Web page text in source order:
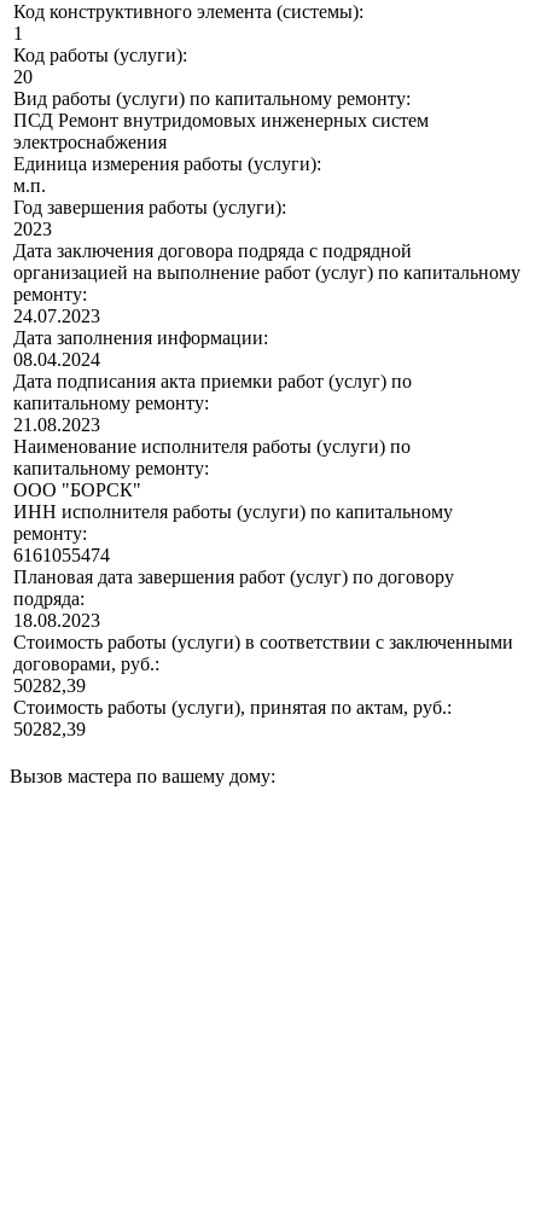
Код конструктивного элемента (системы):
1
Код работы (услуги):
20
Вид работы (услуги) по капитальному ремонту:
ПСД Ремонт внутридомовых инженерных систем
электроснабжения
Единица измерения работы (услуги):
м.п.
Год завершения работы (услуги):
2023
Дата заключения договора подряда с подрядной
организацией на выполнение работ (услуг) по капитальному
ремонту:
24.07.2023
Дата заполнения информации:
08.04.2024
Дата подписания акта приемки работ (услуг) по
капитальному ремонту:
21.08.2023
Наименование исполнителя работы (услуги) по
капитальному ремонту:
ООО "БОРСК"
ИНН исполнителя работы (услуги) по капитальному
ремонту:
6161055474
Плановая дата завершения работ (услуг) по договору
подряда:
18.08.2023
Стоимость работы (услуги) в соответствии с заключенными
договорами, руб.:
50282,39
Стоимость работы (услуги), принятая по актам, руб.:
50282,39
Вызов мастера по вашему дому: